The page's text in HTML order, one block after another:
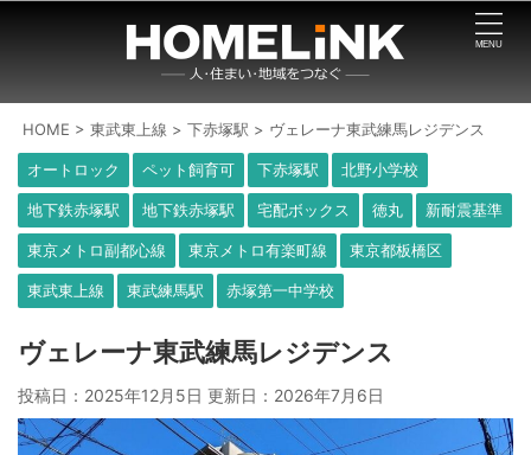
HOME >東武東上線 >下赤塚駅 > ヴェレーナ東武練馬レジデンス
オートロック ペット飼育可 下赤塚駅 北野小学校
地下鉄赤塚駅 地下鉄赤塚駅 宅配ボックス 徳丸 新耐震基準
東京メトロ副都心線 東京メトロ有楽町線 東京都板橋区
東武東上線 東武練馬駅 赤塚第一中学校
ヴェレーナ東武練馬レジデンス
投稿日：2025年12月5日 更新日： 2026年7月6日